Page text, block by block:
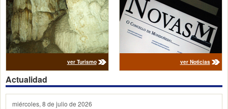
ver Turismo ver Noticias
Actualidad
miércoles, 8 de julio de 2026